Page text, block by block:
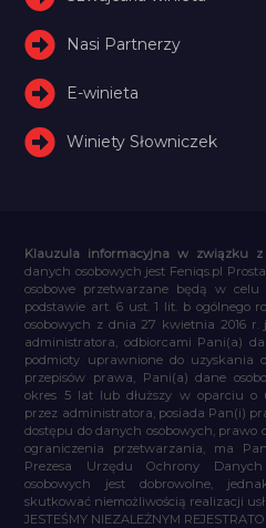
Nasi Partnerzy
E-winieta
Winiety Słowniczek
Klauzula informacyjna w związku z
danych osobowych jest Feniqs.pl
osobowe przetwarzane będą w
podstawie art. 6 ust. 1 lit. b ogólnego
osobowych z dnia 27 kwietnia 2016
administratora, odbiorcami Pani(a)
podmioty uprawnione do uzyskania
przepisów prawa, Pani(a) dane
okres 5 lat lub dłuższy w oparciu o
przez administratora, posiada Pan(i)
dostępu do danych osobowych,
ograniczenia przetwarzania, ma
Prezesa Urzędu Ochrony
osobowych jest dobrowolne,
skutkować niemożliwością realizacji
JESTEŚMY NIEZALEŻNYM